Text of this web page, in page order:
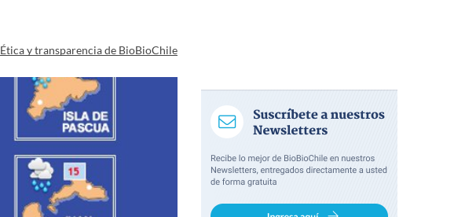
Ética y transparencia de BioBioChile